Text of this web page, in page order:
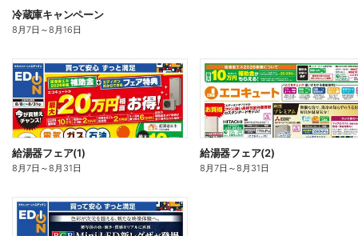
冷蔵庫キャンペーン
8月7日 ～8月16日
給湯器フェア(1)
8月7日 ～8月31日
給湯器フェア(2)
8月7日 ～8月31日